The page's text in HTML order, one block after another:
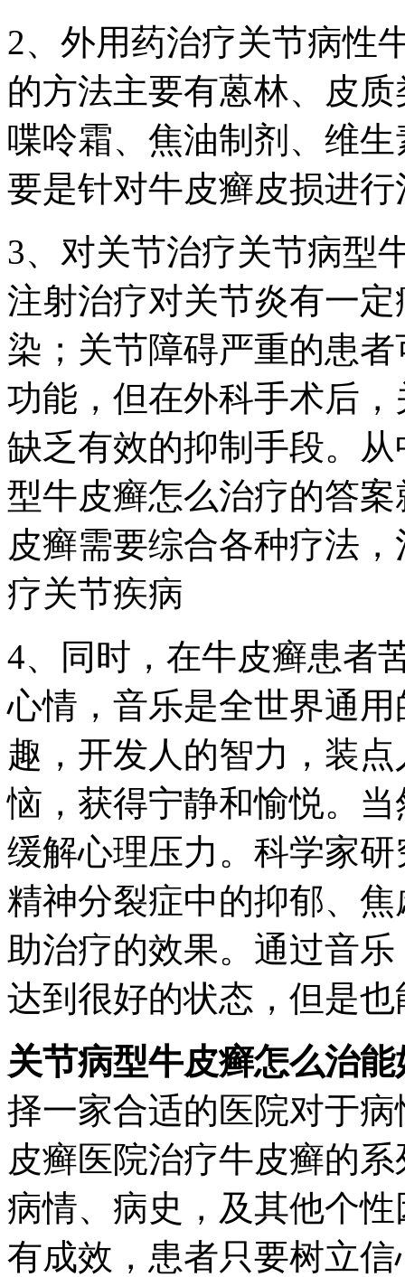
2、外用药治疗关节病性
的方法主要有蒽林、皮
喋呤霜、焦油制剂、维
要是针对牛皮癣皮损进
3、对关节治疗关节病型
注射治疗对关节炎有一
染；关节障碍严重的患
功能，但在外科手术后
缺乏有效的抑制手段。
型牛皮癣怎么治疗的答
皮癣需要综合各种疗法
疗关节疾病
4、同时，在牛皮癣患者
心情，音乐是全世界通
趣，开发人的智力，装
恼，获得宁静和愉悦。
缓解心理压力。科学家
精神分裂症中的抑郁、
助治疗的效果。通过音
达到很好的状态，但是
关节病型牛皮癣怎么治能
择一家合适的医院对于
皮癣医院治疗牛皮癣的
病情、病史，及其他个
有成效，患者只要树立